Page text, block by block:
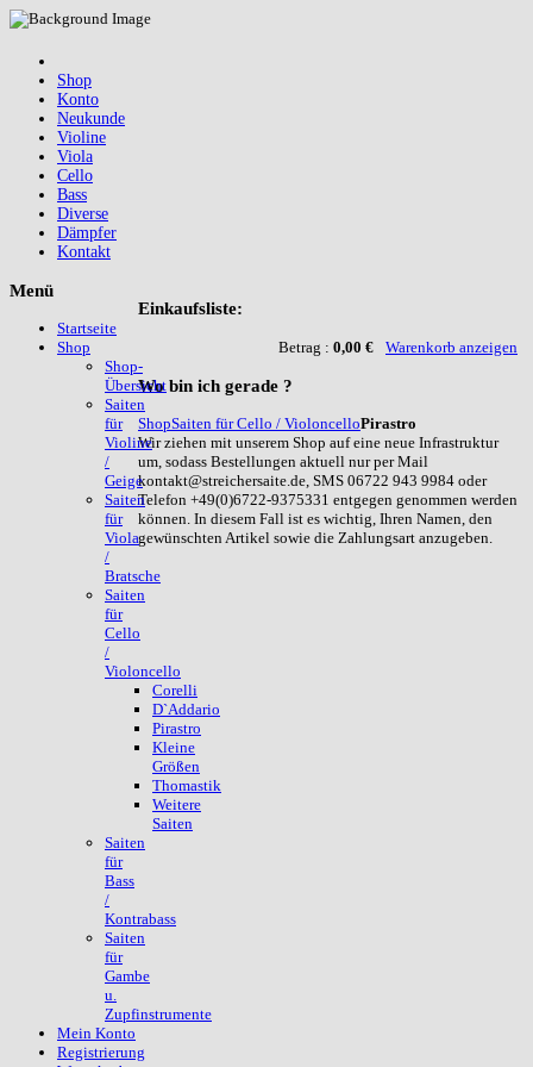
Shop
Konto
Neukunde
Violine
Viola
Cello
Bass
Diverse
Dämpfer
Kontakt
Einkaufsliste:
Betrag : 0,00 € Warenkorb anzeigen
Wobin ich gerade ?
ShopSaiten für Cello / VioloncelloPirastro
Wir ziehen mit unserem Shop auf eine neue Infrastruktur
um, sodass Bestellungen aktuell nur per Mail
kontakt@streichersaite.de, SMS 06722 943 9984 oder
Telefon +49(0)6722-9375331 entgegen genommen werden
können. In diesem Fall ist es wichtig, Ihren Namen, den
gewünschten Artikel sowie die Zahlungsart anzugeben.
Menü
Startseite
Shop
Shop-
Übersicht
Saiten
für
Violine
/
Geige
Saiten
für
Viola
/
Bratsche
Saiten
für
Cello
/
Violoncello
Corelli
D`Addario
Pirastro
Kleine
Größen
Thomastik
Weitere
Saiten
Saiten
für
Bass
/
Kontrabass
Saiten
für
Gambe
u.
Zupfinstrumente
Mein Konto
Registrierung